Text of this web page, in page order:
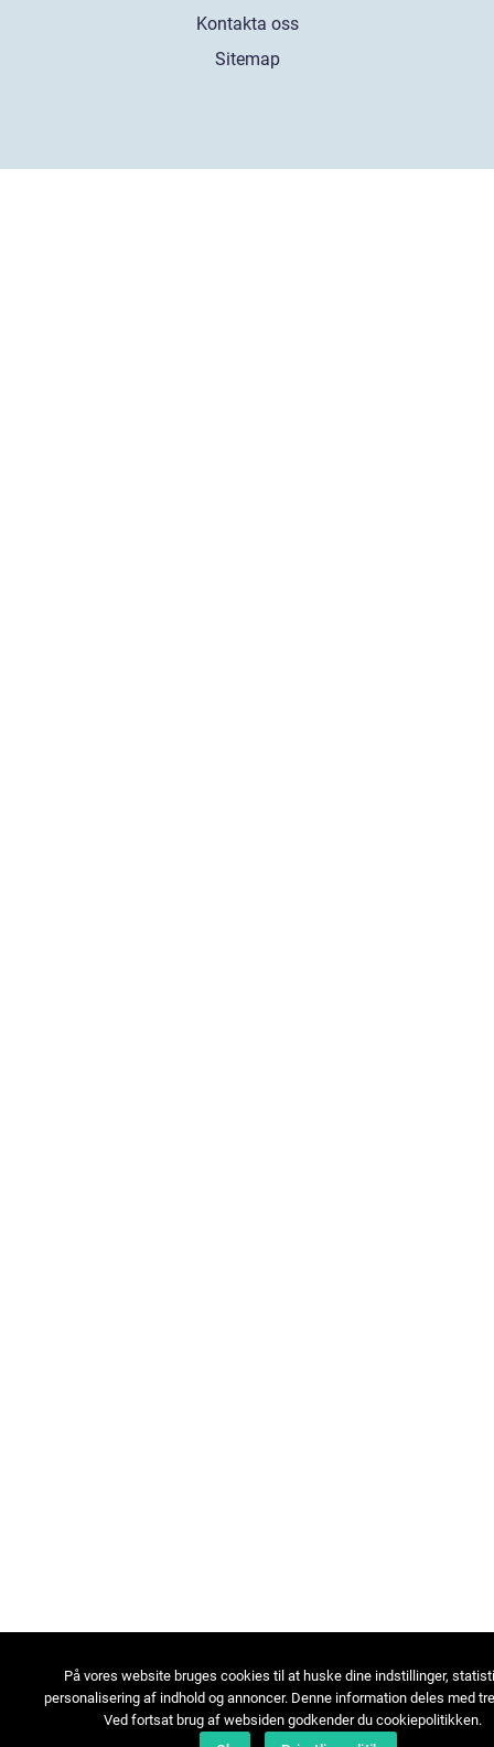
Kontakta oss
Sitemap
På vores website bruges cookies til at huske dine indstillinger,
personalisering af indhold og annoncer. Denne information deles med
Ved fortsat brug af websiden godkender du cookiepolitikken.